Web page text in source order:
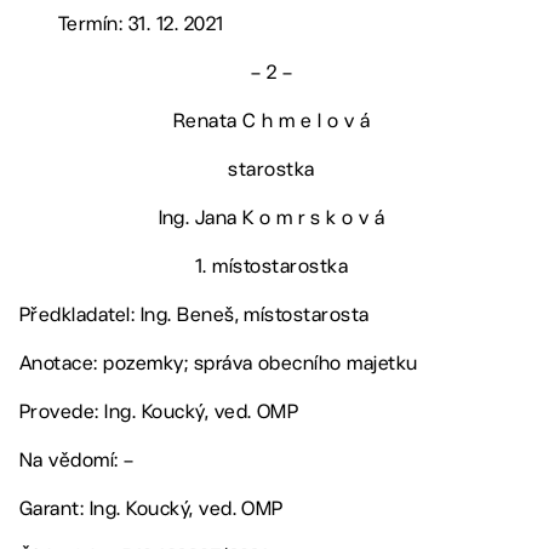
Termín: 31. 12. 2021
– 2 –
Renata C h m e l o v á
starostka
Ing. Jana K o m r s k o v á
1. místostarostka
Předkladatel: Ing. Beneš, místostarosta
Anotace: pozemky; správa obecního majetku
Provede: Ing. Koucký, ved. OMP
Na vědomí: –
Garant: Ing. Koucký, ved. OMP